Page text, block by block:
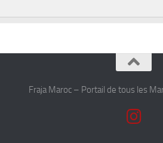
Fraja Maroc – Portail de tous les